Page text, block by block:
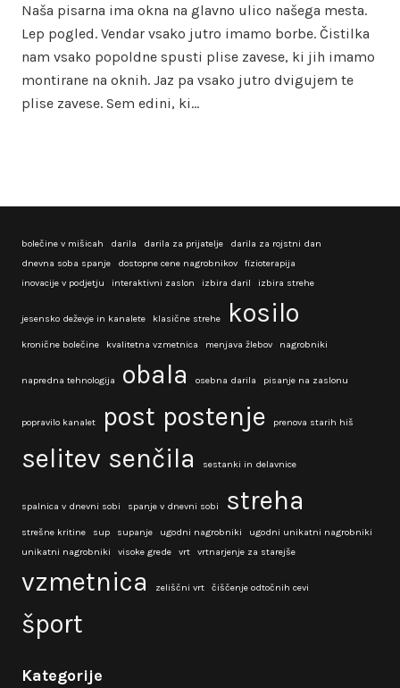
Naša pisarna ima okna na glavno ulico našega mesta.
Lep pogled. Vendar vsako jutro imamo borbe. Čistilka
nam vsako popoldne spusti plise zavese, ki jih imamo
montirane na oknih. Jaz pa vsako jutro dvigujem te
plise zavese. Sem edini, ki…
bolečine v mišicah darila darila za prijatelje
darila za rojstni dan
dnevna soba spanje
dostopne cene nagrobnikov
fizioterapija
inovacije v podjetju
interaktivni zaslon izbira daril izbira strehe
jesensko deževje in kanalete klasične strehe kosilo
kronične bolečine kvalitetna vzmetnica menjava žlebov nagrobniki
napredna tehnologija obala osebna darila pisanje na zaslonu
popravilo kanalet post postenje prenova starih hiš
selitev senčila sestanki in delavnice
spalnica v dnevni sobi spanje v dnevni sobi streha
strešne kritine sup supanje ugodni nagrobniki
ugodni unikatni nagrobniki
unikatni nagrobniki
visoke grede vrt vrtnarjenje za starejše
vzmetnica zeliščni vrt čiščenje odtočnih cevi
šport
Kategorije